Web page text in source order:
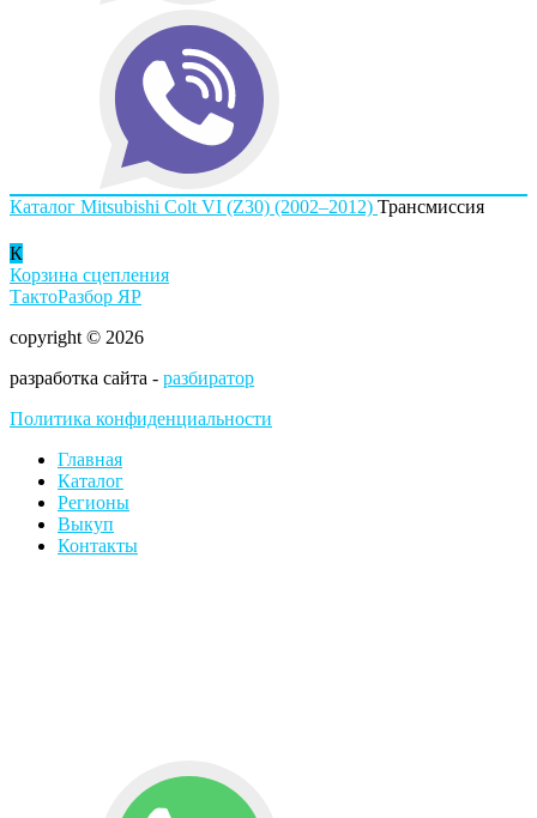
Каталог Mitsubishi Colt VI (Z30) (2002–2012) Трансмиссия
К
Корзина сцепления
ТактоРазбор ЯР
copyright © 2026
разработка сайта - разбиратор
Политика конфиденциальности
Главная
Каталог
Регионы
Выкуп
Контакты